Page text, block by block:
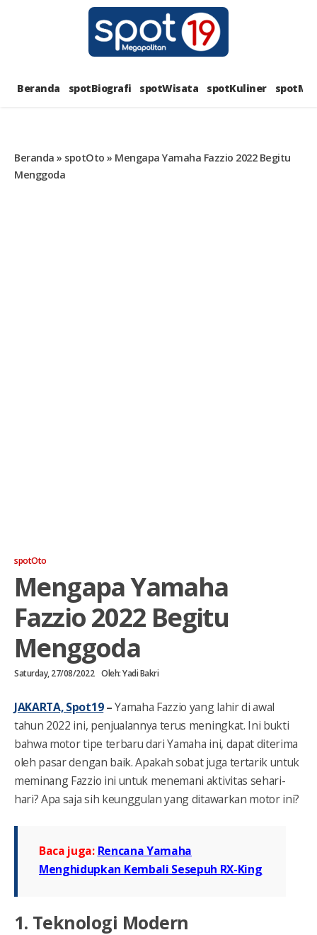
UNIK
Beranda spotBiografi spotWisata spotKuliner
Beranda » spotOto » Mengapa Yamaha Fazzio 2022 Begitu
Menggoda
spotOto
Mengapa Yamaha
Fazzio 2022 Begitu
Menggoda
Saturday, 27/08/2022 Oleh:Yadi Bakri
JAKARTA, Spot19–Yamaha Fazzio yang lahir di awal
tahun 2022 ini, penjualannya terus meningkat. Ini bukti
bahwa motor tipe terbaru dari Yamaha ini, dapat diterima
oleh pasar dengan baik. Apakah sobat juga tertarik untuk
meminang Fazzio ini untuk menemani aktivitas sehari-
hari? Apa saja sih keunggulan yang ditawarkan motor ini?
Baca juga: Rencana Yamaha
Menghidupkan Kembali Sesepuh RX-King
1. Teknologi Modern